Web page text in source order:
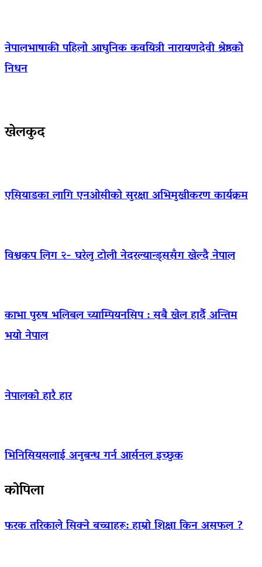
नेपालभाषाकी पहिलो आधुनिक कवयित्री नारायणदेवी श्रेष्ठको
निधन
खेलकुद
एसियाडका लागि एनओसीको सुरक्षा अभिमुखीकरण कार्यक्रम
विश्वकप लिग २- घरेलु टोली नेदरल्यान्ड्ससँग खेल्दै नेपाल
काभा पुरुष भलिबल च्याम्पियनसिप : सबै खेल हार्दै अन्तिम
भयो नेपाल
नेपालको हारै हार
भिनिसियसलाई अनुबन्ध गर्न आर्सनल इच्छुक
कोपिला
फरक तरिकाले सिक्ने बच्चाहरू: हाम्रो शिक्षा किन असफल ?